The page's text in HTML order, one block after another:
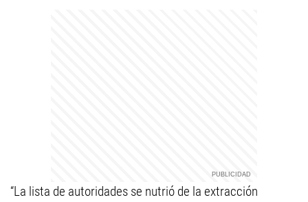
“La lista de autoridades se nutrió de la extracción